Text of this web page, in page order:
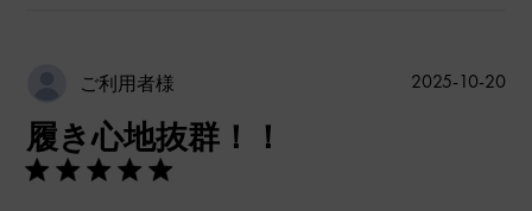
ご利用者様
履き心地抜群！！
公
2025-10-20